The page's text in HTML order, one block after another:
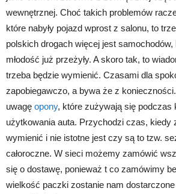
wewnętrznej. Choć takich problemów
które nabyły pojazd wprost z salonu, to
polskich drogach więcej jest
młodość już przeżyły. A skoro tak, to
trzeba będzie wymienić. Czasami dla
zapobiegawczo, a bywa że z
uwagę opony, które zużywają się podczas
użytkowania auta. Przychodzi czas, kiedy
wymienić i nie istotne jest czy są to tzw.
całoroczne. W sieci możemy zamówić
się o dostawę, ponieważ t co zamówimy
wielkość paczki zostanie nam